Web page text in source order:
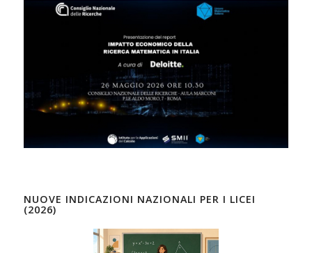
NUOVE INDICAZIONI NAZIONALI PER I LICEI
(2026)